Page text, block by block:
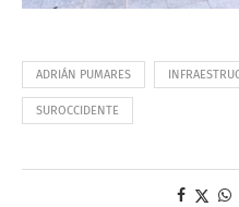
ADRIÁN PUMARES
SUROCCIDENTE